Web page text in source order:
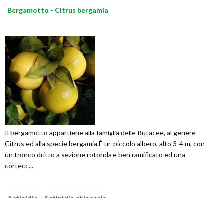
Bergamotto - Citrus bergamia
Il bergamotto appartiene alla famiglia delle Rutacee, al genere
Citrus ed alla specie bergamia.È un piccolo albero, alto 3-4 m, con
un tronco dritto a sezione rotonda e ben ramificato ed una
cortecc...